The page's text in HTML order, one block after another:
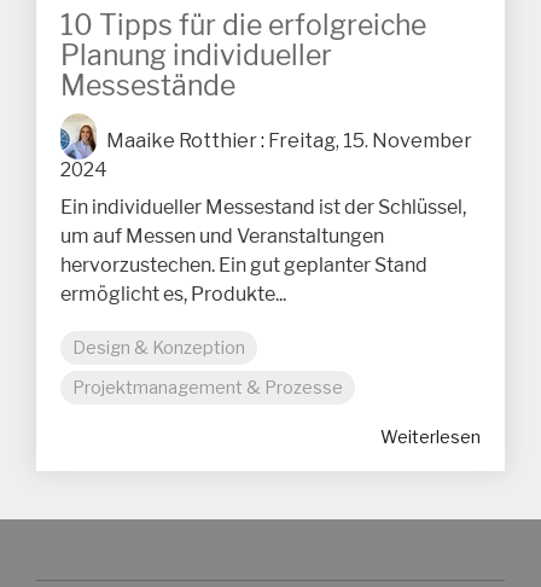
10 Tipps für die erfolgreiche
Planung individueller
Messestände
Maaike Rotthier: Freitag, 15. November
2024
Ein individueller Messestand ist der Schlüssel,
um auf Messen und Veranstaltungen
hervorzustechen. Ein gut geplanter Stand
ermöglicht es, Produkte...
Design & Konzeption
Projektmanagement & Prozesse
Weiterlesen